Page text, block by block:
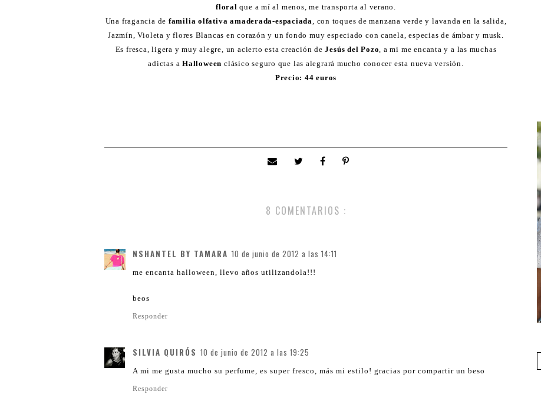
floral que a mí al menos, me transporta al verano.
Una fragancia de familia olfativa amaderada-espaciada, con toques de manzana verde y lavanda en la salida,
Jazmín, Violeta y flores Blancas en corazón y un fondo muy especiado con canela, especias de ámbar y musk.
Es fresca, ligera y muy alegre, un acierto esta creación deJesús del Pozo, a mi me encanta y a las muchas
adictas aHalloween clásico seguro que las alegrará mucho conocer esta nueva versión.
Precio: 44 euros
8 COMENTARIOS :
NSHANTEL BY TAMARA 10 de junio de 2012 a las 14:11
me encanta halloween, llevo años utilizandola!!!
beos
Responder
SILVIA QUIRÓS 10 de junio de 2012 a las 19:25
A mi me gusta mucho su perfume, es super fresco, más mi estilo! gracias por compartir un beso
Responder